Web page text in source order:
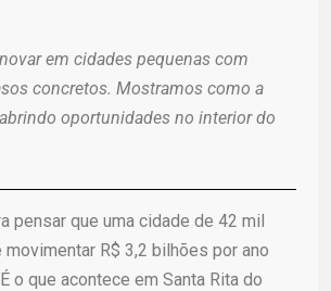
em cidades pequenas com
concretos. Mostramos como a
oportunidades no interior do
pensar que uma cidade de 42 mil
R$ 3,2 bilhões por ano
o que acontece em Santa Rita do